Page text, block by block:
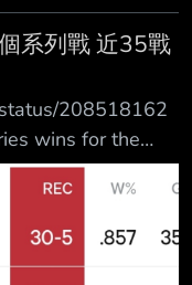
練凃壯勳前往日本
訓練，林泓育表示
要在台灣辦捕手訓
情，低調做、慢慢
為目的，單純教
清湖球場賽前受
系列戰 近35戰
208518162
wins for the
of 28. 30-5 since
系列戰 近期拿下7
勝 16 straight wins
shutout of the